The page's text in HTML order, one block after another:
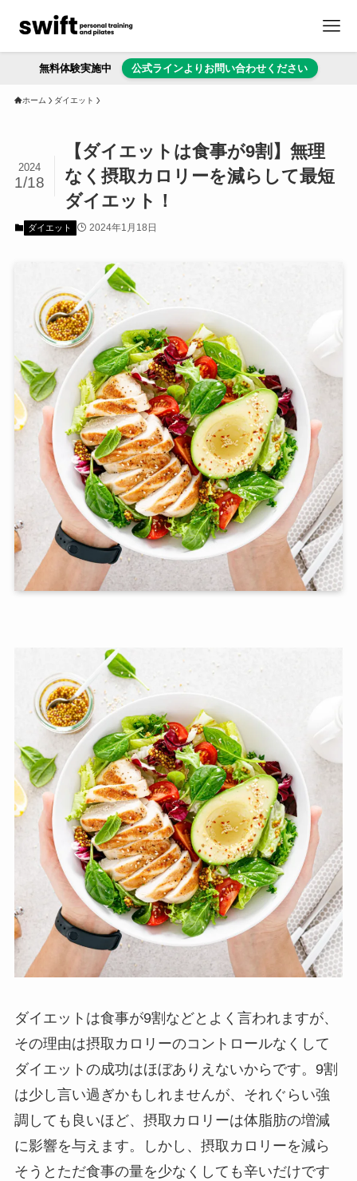
無料体験実施中 公式ラインよりお問い合わせください
ホーム ダイエット
【ダイエットは食事が9割】無理
なく摂取カロリーを減らして最短
ダイエット！
2024
1/18
ダイエット 2024年1月18日
ダイエットは食事が9割などとよく言われますが、
その理由は摂取カロリーのコントロールなくして
ダイエットの成功はほぼありえないからです。9割
は少し言い過ぎかもしれませんが、それぐらい強
調しても良いほど、摂取カロリーは体脂肪の増減
に影響を与えます。しかし、摂取カロリーを減ら
そうとただ食事の量を少なくしても辛いだけです